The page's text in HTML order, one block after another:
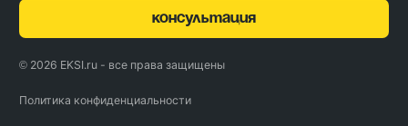
консультация
© 2026 EKSI.ru - все права защищены
Политика конфиденциальности